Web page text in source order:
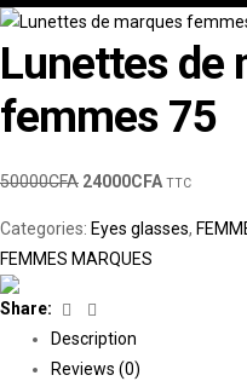
Lunettes de
femmes 75
50000CFA 24000CFA TTC
Categories: Eyes glasses,
FEMMES MARQUES
Share: Facebook
Description
Reviews (0)